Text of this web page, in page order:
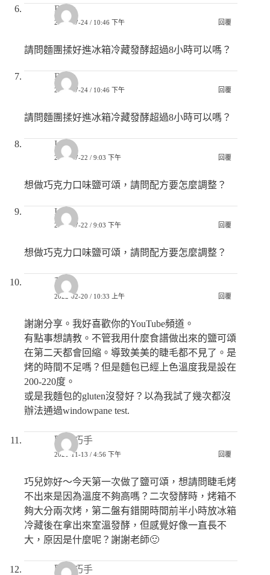
Ruby
2022-07-24 / 10:46 下午 回覆
請問麵團揉好進冰箱冷藏發酵超過8小時可以嗎？
Ruby
2022-07-24 / 10:46 下午 回覆
請問麵團揉好進冰箱冷藏發酵超過8小時可以嗎？
Ivy
2022-07-22 / 9:03 下午 回覆
想做巧克力口味鹽可頌，請問配方要怎麼調整？
Ivy
2022-07-22 / 9:03 下午 回覆
想做巧克力口味鹽可頌，請問配方要怎麼調整？
蔥
2022-02-20 / 10:33 上午 回覆
謝謝分享。我好喜歡你的YouTube頻道。
有點事想請教。不管我用什麼食譜做出來的鹽可頌
在第二天都會回縮。導致美美的睫毛都不見了。是
烤的時間不足嗎？但是麵包已經上色溫度我是設在
200-220度。
或是我麵包的gluten沒發好？以為我試了幾次都沒
辦法通過windowpane test.
匿名巧手
2021-11-13 / 4:56 下午 回覆
巧兒妳好～今天第一次做了鹽可頌，想請問睫毛烤
不出來是因為溫度不夠高嗎？二次發酵時，烤箱不
夠大分兩次烤，第二盤有錯開時間前半小時放冰箱
冷藏後在拿出來室溫發酵，但感覺好像一直長不
大，原因是什麼呢？謝謝老師🙂
匿名巧手